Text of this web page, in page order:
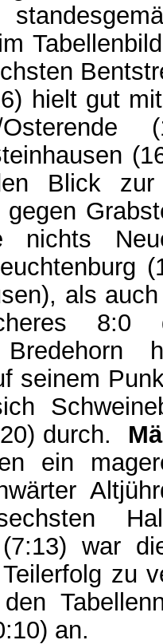
hielt gut
Osterende
Blick zur
gegen
als
8:0
seinem
durch.
ein
war
zu
an.